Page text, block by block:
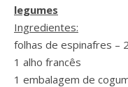
legumes
Ingredientes:
folhas de espinafres –
1 alho francês
1 embalagem de